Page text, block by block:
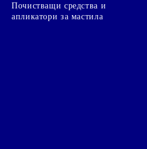
Почистващи средства и
апликатори за мастила